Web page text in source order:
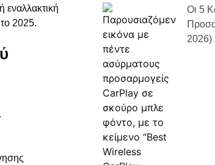
εναλλακτική
το 2025.
Οι 5
2026)